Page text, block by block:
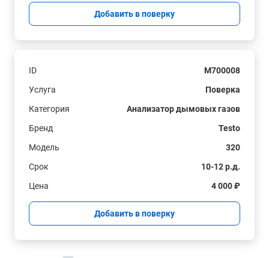
Добавить в поверку
ID
M700008
Услуга
Поверка
Категория
Анализатор дымовых газов
Бренд
Testo
Модель
320
Срок
10-12 р.д.
Цена
4 000 ₽
Добавить в поверку